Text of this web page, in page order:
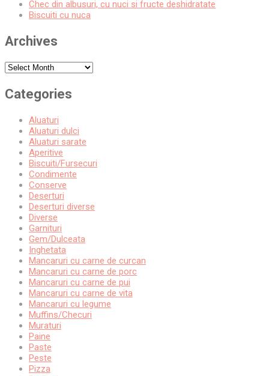
Chec din albusuri, cu nuci si fructe deshidratate
Biscuiti cu nuca
Archives
Archives
Categories
Aluaturi
Aluaturi dulci
Aluaturi sarate
Aperitive
Biscuiti/Fursecuri
Condimente
Conserve
Deserturi
Deserturi diverse
Diverse
Garnituri
Gem/Dulceata
Inghetata
Mancaruri cu carne de curcan
Mancaruri cu carne de porc
Mancaruri cu carne de pui
Mancaruri cu carne de vita
Mancaruri cu legume
Muffins/Checuri
Muraturi
Paine
Paste
Peste
Pizza